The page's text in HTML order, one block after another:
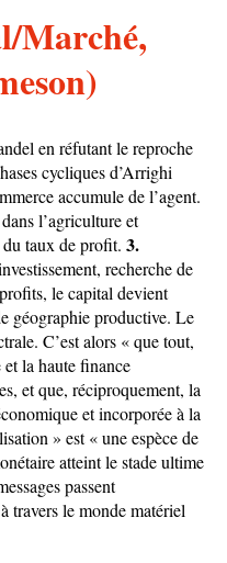
Marché,
en réfutant le reproche
cycliques d’Arrighi
accumule de l’agent.
l’agriculture et
taux de profit. 3.
recherche de
le capital devient
géographie productive. Le
C’est alors « que tout,
la haute finance
et que, réciproquement, la
et incorporée à la
» est « une espèce de
atteint le stade ultime
passent
travers le monde matériel